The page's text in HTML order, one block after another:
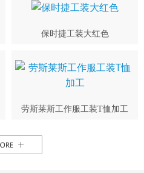
保时捷工装大红色
劳斯莱斯工作服工装T恤加工